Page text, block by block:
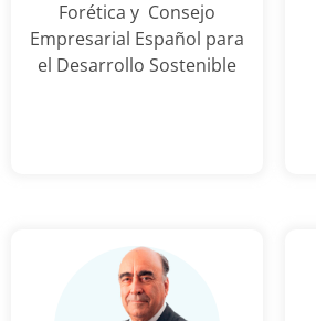
Forética y Consejo
Empresarial Español para
el Desarrollo Sostenible